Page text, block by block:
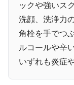
ックや強いス
洗顔、洗浄力
角栓を手でつ
ルコールや辛
いずれも炎症